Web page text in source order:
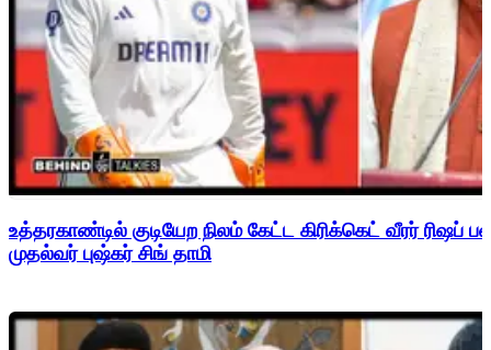
உத்தரகாண்டில் குடியேற நிலம் கேட்ட கிரிக்கெட் வீரர்
முதல்வர் புஷ்கர் சிங் தாமி